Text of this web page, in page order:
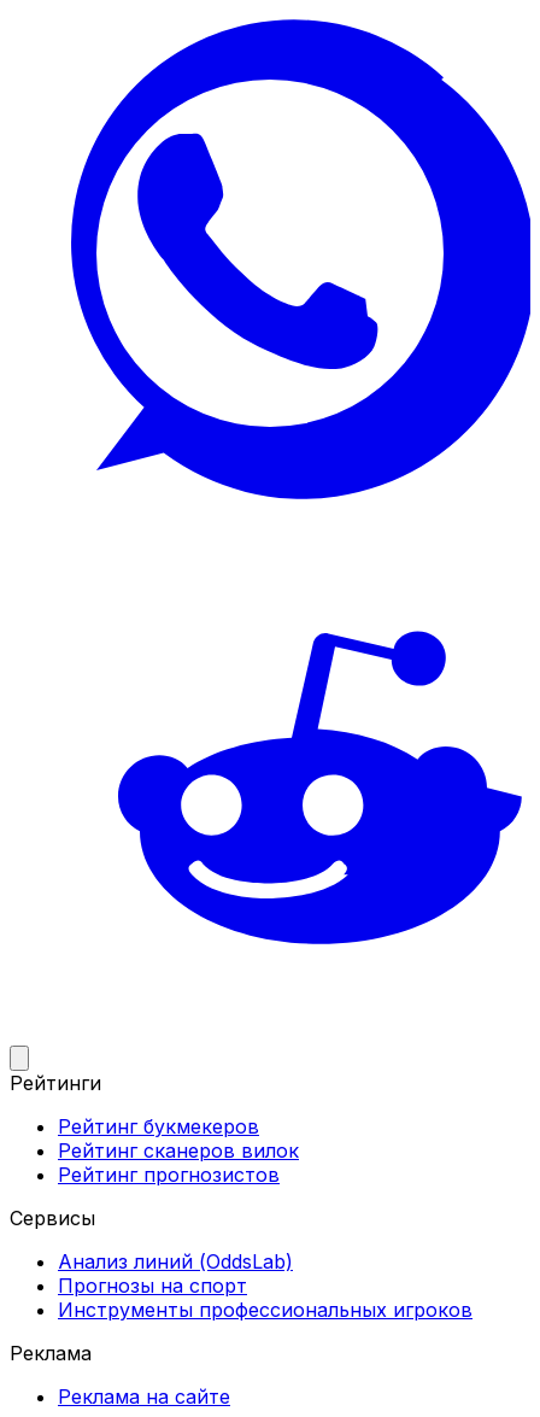
Рейтинги
Рейтинг букмекеров
Рейтинг сканеров вилок
Рейтинг прогнозистов
Сервисы
Анализ линий (OddsLab)
Прогнозы на спорт
Инструменты профессиональных игроков
Реклама
Реклама на сайте